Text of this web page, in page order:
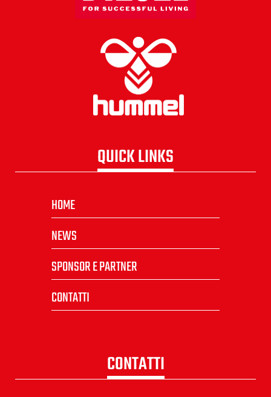
QUICK LINKS
HOME
NEWS
SPONSOR E PARTNER
CONTATTI
CONTATTI